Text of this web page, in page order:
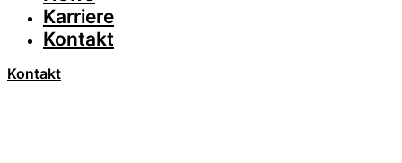
Karriere
Kontakt
Kontakt